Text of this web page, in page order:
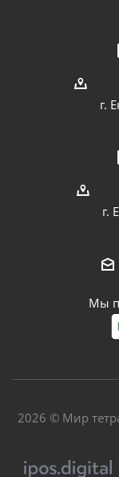
г.
г.
Мы
2026 © Мир